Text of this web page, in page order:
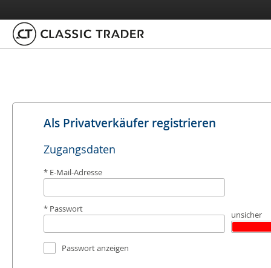
Als Privatverkäufer registrieren
Zugangsdaten
E-Mail-Adresse
Passwort
unsicher
Passwort anzeigen